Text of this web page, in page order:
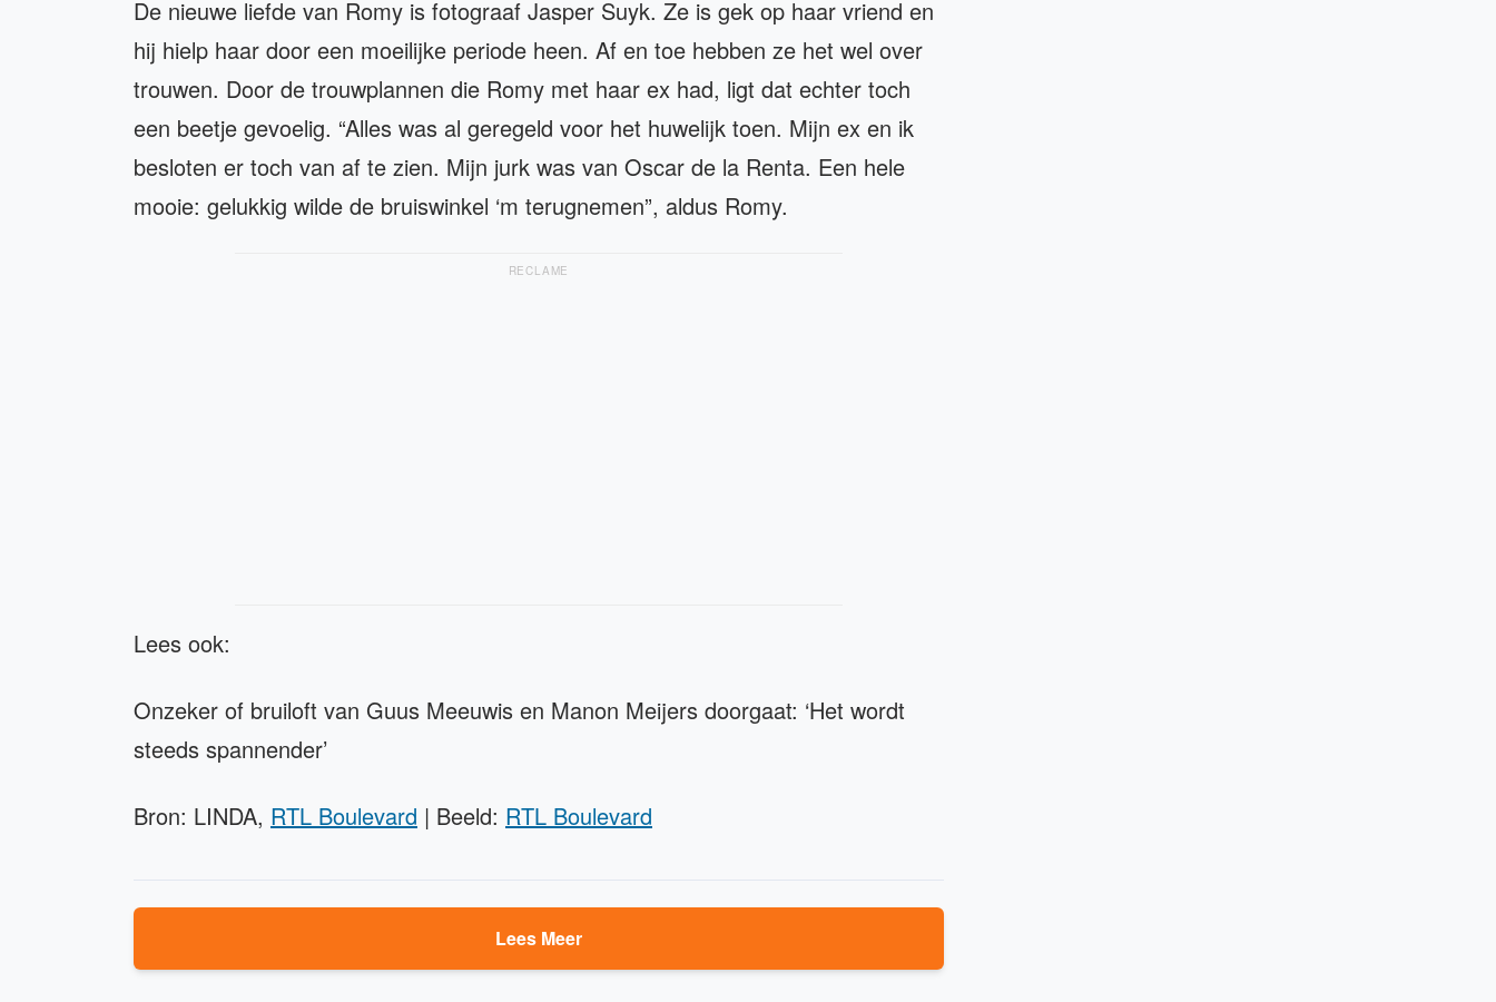
De nieuwe liefde van Romy is fotograaf Jasper Suyk. Ze is gek op haar vriend en
hij hielp haar door een moeilijke periode heen. Af en toe hebben ze het wel over
trouwen. Door de trouwplannen die Romy met haar ex had, ligt dat echter toch
een beetje gevoelig. “Alles was al geregeld voor het huwelijk toen. Mijn ex en ik
besloten er toch van af te zien. Mijn jurk was van Oscar de la Renta. Een hele
mooie: gelukkig wilde de bruiswinkel ‘m terugnemen”, aldus Romy.
RECLAME
Lees ook:
Onzeker of bruiloft van Guus Meeuwis en Manon Meijers doorgaat: ‘Het wordt
steeds spannender’
Bron: LINDA, RTL Boulevard | Beeld: RTL Boulevard
Lees Meer